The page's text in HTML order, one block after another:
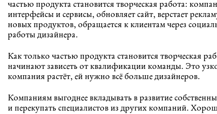
частью продукта становится творческая работа:
интерфейсы и сервисы, обновляет сайт, верстает
новых продуктов, обращается к клиентам через
работы дизайнера.
Как только частью продукта становится творческая
начинают зависеть от квалификации команды. Это
компания растёт, ей нужно всё больше дизайнеров.
Компаниям выгоднее вкладывать в развитие
и перекупать специалистов из других компаний.